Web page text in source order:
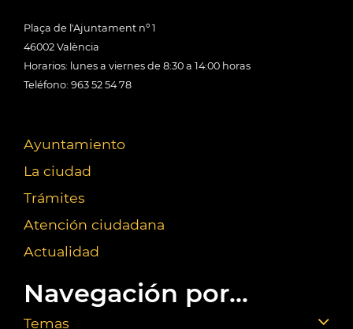
Plaça de l'Ajuntament nº 1
46002 València
Horarios: lunes a viernes de 8:30 a 14:00 horas
Teléfono: 963 52 54 78
Ayuntamiento
La ciudad
Trámites
Atención ciudadana
Actualidad
Navegación por...
Temas